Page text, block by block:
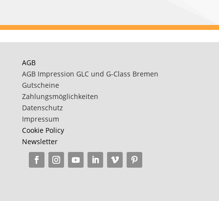
AGB
AGB Impression GLC und G-Class Bremen
Gutscheine
Zahlungsmöglichkeiten
Datenschutz
Impressum
Cookie Policy
Newsletter